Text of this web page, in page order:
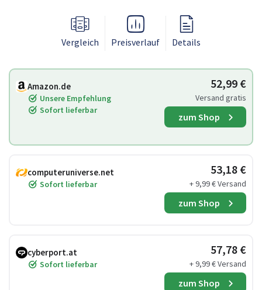
Vergleich Preisverlauf Details
Amazon.de
Unsere Empfehlung
Sofort lieferbar
52,99 €
Versand gratis
zum Shop
computeruniverse.net
Sofort lieferbar
53,18 €
+ 9,99 € Versand
zum Shop
cyberport.at
Sofort lieferbar
57,78 €
+ 9,99 € Versand
zum Shop